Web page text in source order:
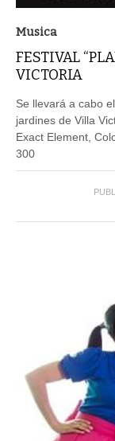
Musica
FESTIVAL
VICTORIA
Se llevará a cabo
jardines de Villa
Exact Element,
300